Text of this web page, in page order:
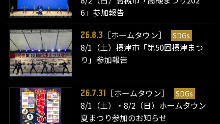
6」参加報告
26.8.3 ［ホームタウン］ SDGs
8/1（土）摂津市「第50回摂津まつ
り」参加報告
26.7.31 ［ホームタウン］ SDGs
8/1（土）・8/2（日）ホームタウン
夏まつり参加のお知らせ